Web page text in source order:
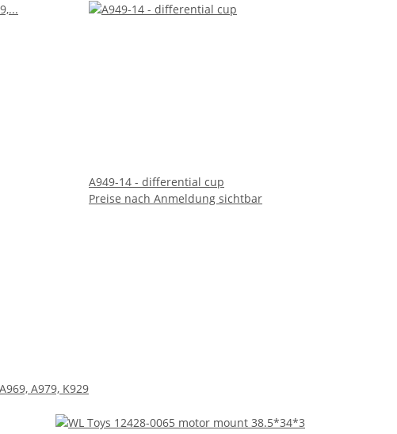
A979, K929
A949-14 - differential cup
Preise nach Anmeldung sichtbar